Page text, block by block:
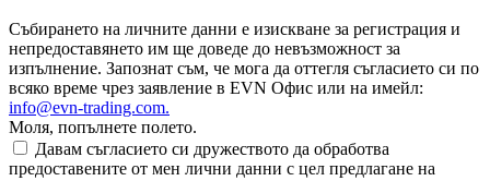
Събирането на личните данни е изискване за регистрация и
непредоставянето им ще доведе до невъзможност за
изпълнение. Запознат съм, че мога да оттегля съгласието си по
всяко време чрез заявление в EVN Офис или на имейл:
info@evn-trading.com.
Моля, попълнете полето.
Давам съгласието си дружеството да обработва
предоставените от мен лични данни с цел предлагане на